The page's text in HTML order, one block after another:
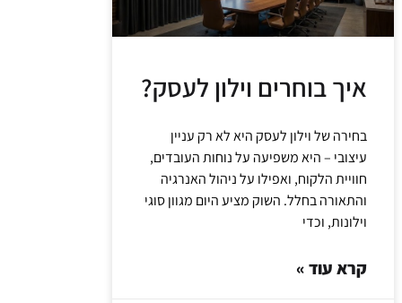
איך בוחרים וילון לעסק?
בחירה של וילון לעסק היא לא רק עניין
עיצובי – היא משפיעה על נוחות העובדים,
חוויית הלקוח, ואפילו על ניהול האנרגיה
והתאורה בחלל. השוק מציע היום מגוון סוגי
וילונות, וכדי
קרא עוד »